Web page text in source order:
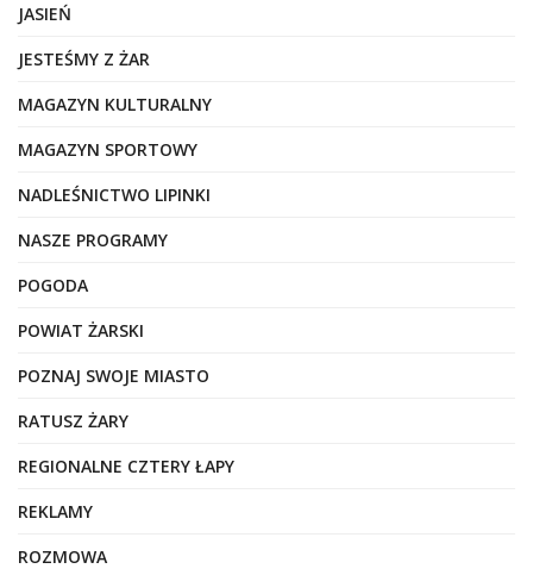
JASIEŃ
JESTEŚMY Z ŻAR
MAGAZYN KULTURALNY
MAGAZYN SPORTOWY
NADLEŚNICTWO LIPINKI
NASZE PROGRAMY
POGODA
POWIAT ŻARSKI
POZNAJ SWOJE MIASTO
RATUSZ ŻARY
REGIONALNE CZTERY ŁAPY
REKLAMY
ROZMOWA